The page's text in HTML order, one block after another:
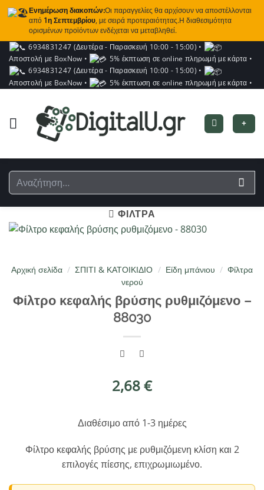
Ενημέρωση διακοπών:Οι παραγγελίες θα αρχίσουν να αποστέλλονται
από 1η Σεπτεμβρίου, με σειρά προτεραιότητας.Η διαθεσιμότητα
ορισμένων προϊόντων ενδέχεται να μεταβληθεί.
Μετάβαση
στο
περιεχόμενο
6934831247 (Δευτέρα - Παρασκευή 10:00 - 15:00) •
Αποστολή με BoxNow • 5% έκπτωση σε online πληρωμή με κάρτα •
6934831247 (Δευτέρα - Παρασκευή 10:00 - 15:00) •
Αποστολή με BoxNow • 5% έκπτωση σε online πληρωμή με κάρτα •
+
Αναζήτηση
για:
ΦΙΛΤΡΑ
Αρχική σελίδα / ΣΠΙΤΙ & ΚΑΤΟΙΚΙΔΙΟ / Είδη μπάνιου / Φίλτρα
νερού
Φίλτρο κεφαλής βρύσης ρυθμιζόμενο –
88030
2,68€
Διαθέσιμο από 1-3 ημέρες
Φίλτρο κεφαλής βρύσης με ρυθμιζόμενη κλίση και 2
επιλογές πίεσης, επιχρωμιωμένο.